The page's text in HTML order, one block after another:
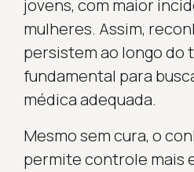
jovens, com maior
mulheres. Assim,
persistem ao longo do
fundamental para
médica adequada.
Mesmo sem cura, o
permite controle mais